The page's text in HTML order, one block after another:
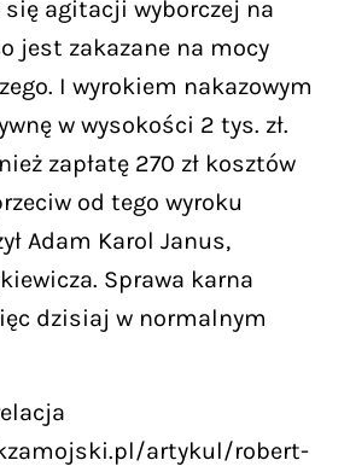
się agitacji wyborczej na
jest zakazane na mocy
I wyrokiem nakazowym
w wysokości 2 tys. zł.
zapłatę 270 zł kosztów
od tego wyroku
Adam Karol Janus,
Sprawa karna
dzisiaj w normalnym
artykul/robert-